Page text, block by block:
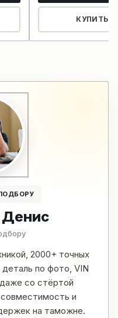
КУПИТЬ В
2000+ точных
по фото, VIN
со стёртой
и
на таможне.